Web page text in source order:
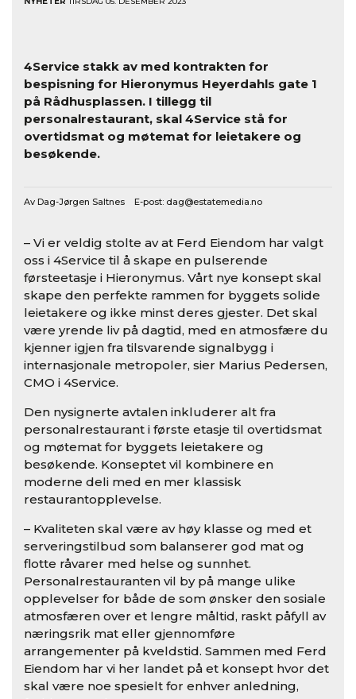
4Service stakk av med kontrakten for
bespisning for Hieronymus Heyerdahls gate 1
på Rådhusplassen. I tillegg til
personalrestaurant, skal 4Service stå for
overtidsmat og møtemat for leietakere og
besøkende.
Av Dag-Jørgen Saltnes E-post: dag@estatemedia.no
– Vi er veldig stolte av at Ferd Eiendom har valgt
oss i 4Service til å skape en pulserende
førsteetasje i Hieronymus. Vårt nye konsept skal
skape den perfekte rammen for byggets solide
leietakere og ikke minst deres gjester. Det skal
være yrende liv på dagtid, med en atmosfære du
kjenner igjen fra tilsvarende signalbygg i
internasjonale metropoler, sier Marius Pedersen,
CMO i 4Service.
Den nysignerte avtalen inkluderer alt fra
personalrestaurant i første etasje til overtidsmat
og møtemat for byggets leietakere og
besøkende. Konseptet vil kombinere en
moderne deli med en mer klassisk
restaurantopplevelse.
– Kvaliteten skal være av høy klasse og med et
serveringstilbud som balanserer god mat og
flotte råvarer med helse og sunnhet.
Personalrestauranten vil by på mange ulike
opplevelser for både de som ønsker den sosiale
atmosfæren over et lengre måltid, raskt påfyll av
næringsrik mat eller gjennomføre
arrangementer på kveldstid. Sammen med Ferd
Eiendom har vi her landet på et konsept hvor det
skal være noe spesielt for enhver anledning,